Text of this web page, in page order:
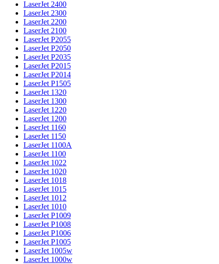
LaserJet 2400
LaserJet 2300
LaserJet 2200
LaserJet 2100
LaserJet P2055
LaserJet P2050
LaserJet P2035
LaserJet P2015
LaserJet P2014
LaserJet P1505
LaserJet 1320
LaserJet 1300
LaserJet 1220
LaserJet 1200
LaserJet 1160
LaserJet 1150
LaserJet 1100A
LaserJet 1100
LaserJet 1022
LaserJet 1020
LaserJet 1018
LaserJet 1015
LaserJet 1012
LaserJet 1010
LaserJet P1009
LaserJet P1008
LaserJet P1006
LaserJet P1005
LaserJet 1005w
LaserJet 1000w